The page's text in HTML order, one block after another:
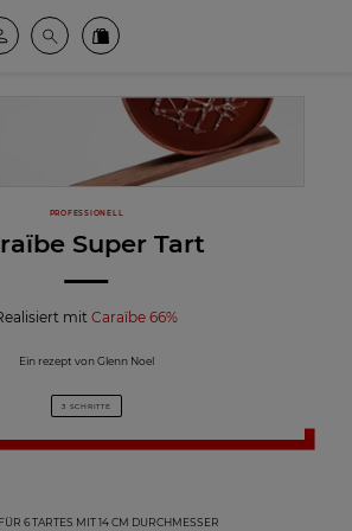
le meilleur du chocolat
kontoSuche Valrhona Collection
PROFESSIONELL
Super Tart
mitCaraïbe 66%
Ein rezept von Glenn Noel
3 SCHRITTE
6 TARTES MIT 14 CM DURCHMESSER